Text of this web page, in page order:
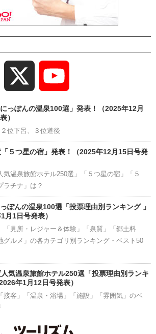
Instagram
Channel
っぽんの温泉100選」発表！（2025年12月
）
位下呂、３位道後
５つ星の宿」発表！（2025年12月15日号発
気温泉旅館ホテル250選」「５つ星の宿」「５
ラチナ」は？
ぽんの温泉100選「投票理由別ランキング 」
1月1日号発表）
「見所・レジャー＆体験」「泉質」「郷土料
グルメ」の各カテゴリ別ランキング・ベスト50
気温泉旅館ホテル250選「投票理由別ランキ
年1月12日号発表）
接客」「温泉・浴場」「施設」「雰囲気」のベ